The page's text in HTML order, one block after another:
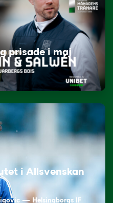
prisade i maj
i Allsvenskan
— Helsingborgs IF